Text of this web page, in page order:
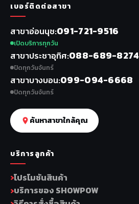
เบอร์ติดต่อสาขา
สาขาอ่อนนุช 091-721-9516
เปิดบริการทุกวัน
สาขาประชาอุทิศ 088-689-8274
ปิดทุกวันจันทร์
สาขาบางบอน 099-094-6668
ปิดทุกวันจันทร์
ค้นหาสาขาใกล้คุณ
บริการลูกค้า
โปรโมชันสินค้า
บริการของ SHOWPOW